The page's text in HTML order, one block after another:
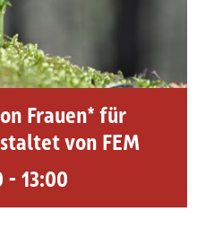
Frauen* für
von FEM
- 13:00